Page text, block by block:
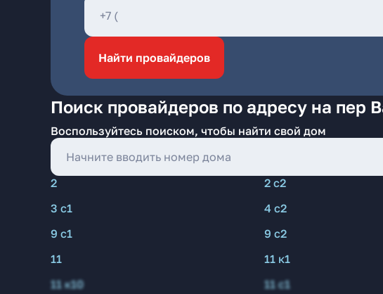
Найти провайдеров
Поиск провайдеров по адресу на пер
Воспользуйтесь поиском, чтобы найти свой дом
2 2 с2
3 с1
4 с2
9 с1
9 с2
11
11 к1
11 к10
11 с1